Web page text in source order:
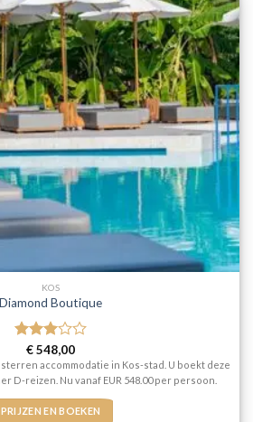
KOS
Diamond Boutique
Gewaardeerd
3uit 5
€548,00
accommodatie in Kos-stad. U boekt deze
D-reizen. Nu vanaf EUR 548.00 per persoon.
PRIJZEN EN BOEKEN